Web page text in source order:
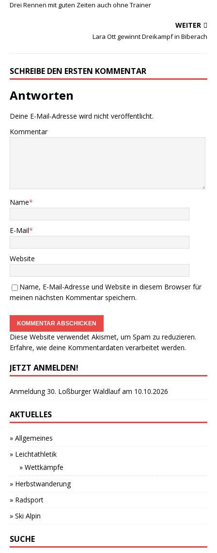
Drei Rennen mit guten Zeiten auch ohne Trainer
WEITER
Lara Ott gewinnt Dreikampf in Biberach
SCHREIBE DEN ERSTEN KOMMENTAR
Antworten
Deine E-Mail-Adresse wird nicht veröffentlicht.
Kommentar
Name*
E-Mail*
Website
Name, E-Mail-Adresse und Website in diesem Browser für
meinen nächsten Kommentar speichern.
Diese Website verwendet Akismet, um Spam zu reduzieren.
Erfahre, wie deine Kommentardaten verarbeitet werden.
JETZT ANMELDEN!
Anmeldung 30. Loßburger Waldlauf am 10.10.2026
AKTUELLES
» Allgemeines
» Leichtathletik
» Wettkämpfe
» Herbstwanderung
» Radsport
» Ski Alpin
SUCHE